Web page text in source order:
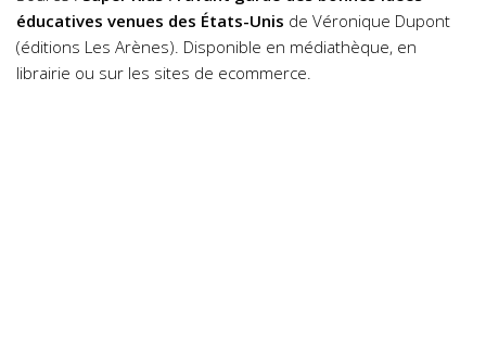
éducatives venues des États-Unis de Véronique Dupont
(éditions Les Arènes). Disponible en médiathèque, en
librairie ou sur les sites de ecommerce.